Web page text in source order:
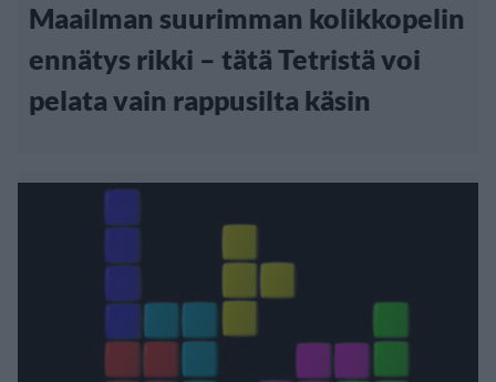
Maailman suurimman kolikkopelin
ennätys rikki – tätä Tetristä voi
pelata vain rappusilta käsin